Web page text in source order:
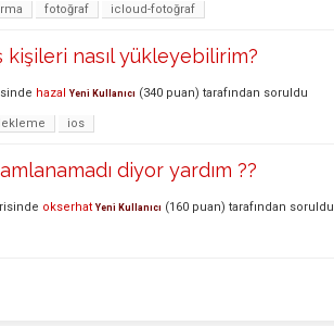
fotoğraf icloud-fotoğraf
nasıl yükleyebilirim?
hazal Yeni Kullanıcı (340 puan) tarafından soruldu
ios
diyor yardım ??
okserhat Yeni Kullanıcı (160 puan) tarafından soruldu